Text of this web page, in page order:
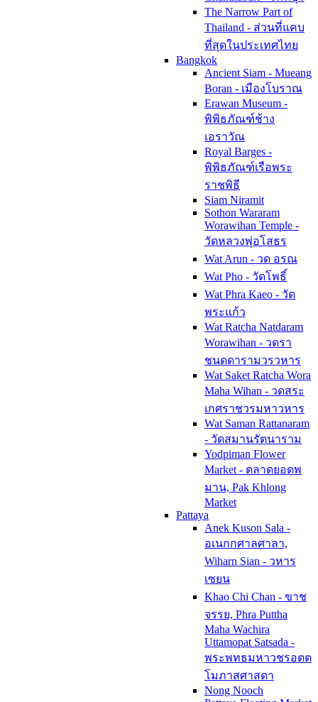
The Narrow Part of
Thailand - ส่วนที่แคบ
ที่สุดในประเทศไทย
Bangkok
Ancient Siam - Mueang
Boran - เมืองโบราณ
Erawan Museum -
พิพิธภัณฑ์ช้าง
เอราวัณ
Royal Barges -
พิพิธภัณฑ์เรือพระ
ราชพิธี
Siam Niramit
Sothon Wararam
Worawihan Temple -
วัดหลวงพุ่อโสธร
Wat Arun - วด อรณ
Wat Pho - วัดโพธิ์
Wat Phra Kaeo - วัด
พระแก้ว
Wat Ratcha Natdaram
Worawihan - วดรา
ชนดดารามวรวหาร
Wat Saket Ratcha Wora
Maha Wihan - วดสระ
เกศราชวรมหาวหาร
Wat Saman Rattanaram
- วัดสมานรัตนาราม
Yodpiman Flower
Market - ตลาดยอดพ
มาน, Pak Khlong
Market
Pattaya
Anek Kuson Sala -
อเนกกศาลศาลา,
Wiharn Sian - วหาร
เซยน
Khao Chi Chan - ขาช
จรรย, Phra Puttha
Maha Wachira
Uttamopat Satsada -
พระพทธมหาวชรอตต
โมภาสศาสดา
Nong Nooch